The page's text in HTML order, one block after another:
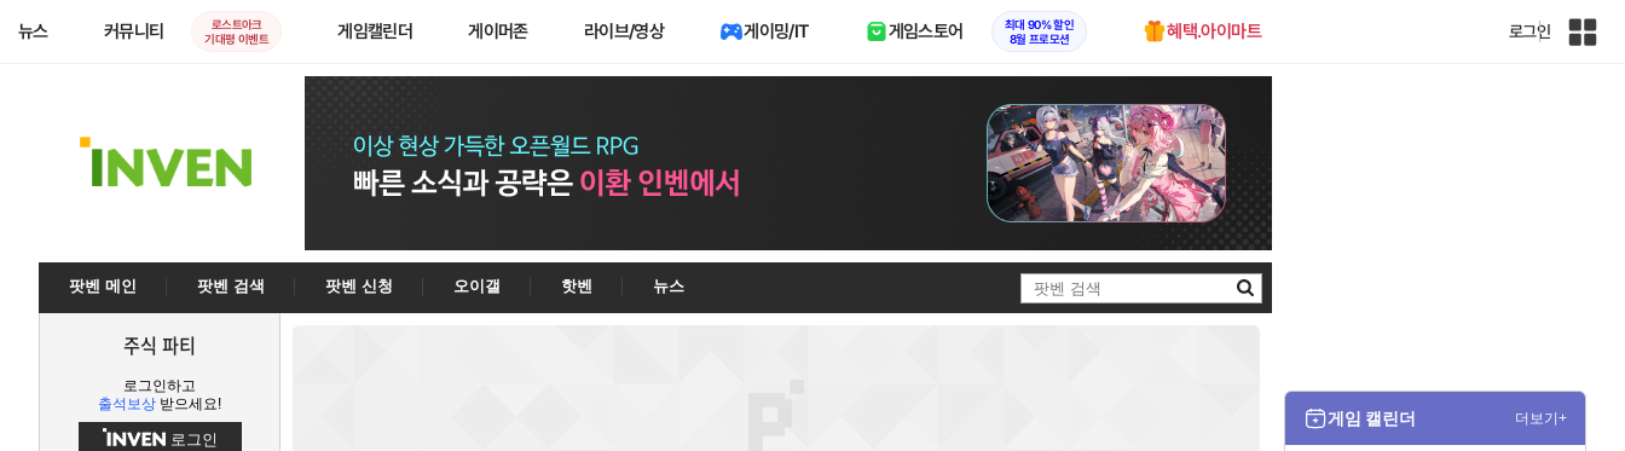
뉴스 커뮤니티
로스트아크
기대평 이벤트
게임캘린더 게이머존 라이브/영상 게이밍/IT 게임스토어
최대 90% 할인
8월 프로모션
혜택.아이마트 로그인
인
팟벤 메인 팟벤 검색 팟벤 신청 오이갤 핫벤
뉴스
검
주식 파티
로그인하고
출석보상 받으세요!
로그인
게임 캘린더 더보기+